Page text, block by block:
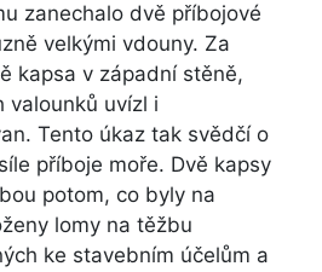
zanechalo dvě příbojové
velkými vdouny. Za
kapsa v západní stěně,
valounků uvízl i
Tento úkaz tak svědčí o
příboje moře. Dvě kapsy
potom, co byly na
lomy na těžbu
ke stavebním účelům a